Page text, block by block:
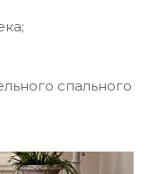
спального